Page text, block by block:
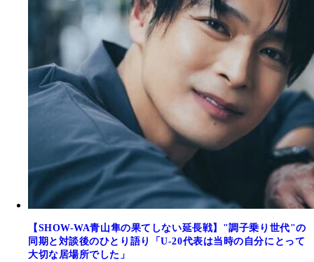
【SHOW-WA青山隼の果てしない延長戦】"調子乗り世代"の
同期と対談後のひとり語り「U-20代表は当時の自分にとって
大切な居場所でした」